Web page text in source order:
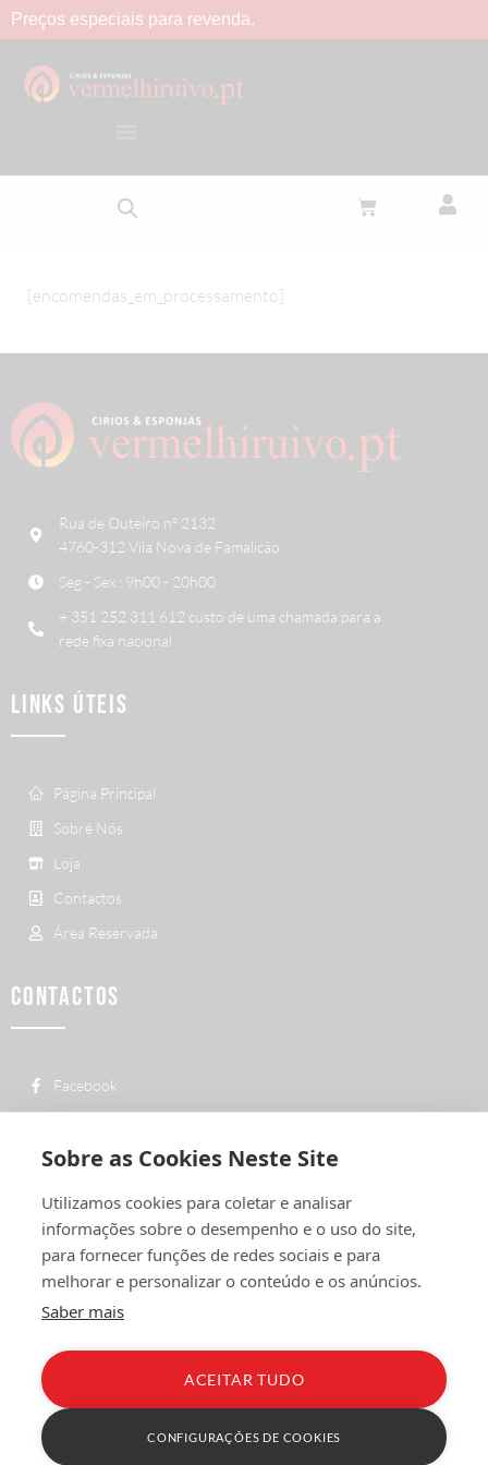
Sobre as Cookies Neste Site
Utilizamos cookies para coletar e analisar
informações sobre o desempenho e o uso do site,
para fornecer funções de redes sociais e para
melhorar e personalizar o conteúdo e os anúncios.
Saber mais
ACEITAR TUDO
CONFIGURAÇÕES DE COOKIES
Preços especiais para revenda.
[encomendas_em_processamento]
Rua de Outeiro nº 2132
4760-312 Vila Nova de Famalicão
Seg - Sex : 9h00 - 20h00
+ 351 252 311 612 custo de uma chamada para a
rede fixa nacional
LINKS ÚTEIS
Página Principal
Sobré Nós
Loja
Contactos
Área Reservada
CONTACTOS
Facebook
nacional
Rua de Outeiro nº 2132
4760-312 Vila Nova de Famalicão
Política de PrivacidadeCondições GeraisLivro de Reclamações